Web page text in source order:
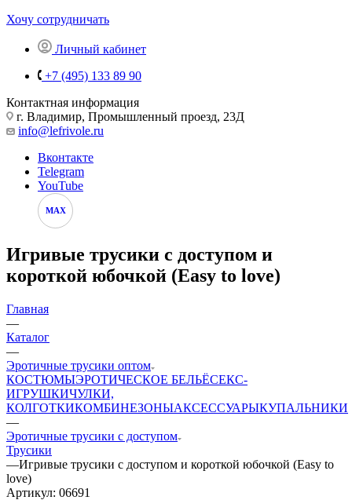
Хочу сотрудничать
Личный кабинет
+7 (495) 133 89 90
Контактная информация
г. Владимир, Промышленный проезд, 23Д
info@lefrivole.ru
Вконтакте
Telegram
YouTube
MAX
Игривые трусики с доступом и
короткой юбочкой (Easy to love)
Главная
—
Каталог
—
Эротичные трусики оптом
КОСТЮМЫЭРОТИЧЕСКОЕ БЕЛЬЁСЕКС-
ИГРУШКИЧУЛКИ,
КОЛГОТКИКОМБИНЕЗОНЫАКСЕССУАРЫКУПАЛЬНИКИ
—
Эротичные трусики с доступом
Трусики
—Игривые трусики с доступом и короткой юбочкой (Easy to
love)
Артикул: 06691